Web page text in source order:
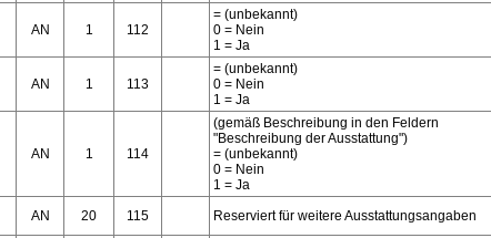
AN 1 112
= (unbekannt)
0 = Nein
1 = Ja
AN 1 113
= (unbekannt)
0 = Nein
1 = Ja
AN 1 114
(gemäß Beschreibung in den Feldern
"Beschreibung der Ausstattung")
= (unbekannt)
0 = Nein
1 = Ja
AN 20 115
Reserviert für weitere Ausstattungsangaben